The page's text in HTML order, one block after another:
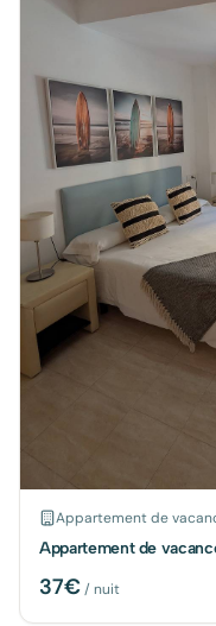
Appartement de
Appartement de
37€/ nuit